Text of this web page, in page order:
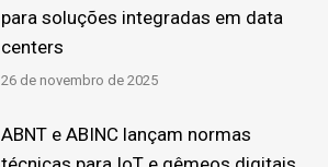
para soluções integradas em data
centers
26 de novembro de 2025
ABNT e ABINC lançam normas